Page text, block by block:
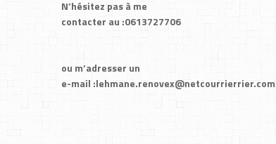
N’hésitez pas à me
contacter au :0613727706
ou m’adresser un
e-mail :lehmane.renovex@netcourrierrier.com